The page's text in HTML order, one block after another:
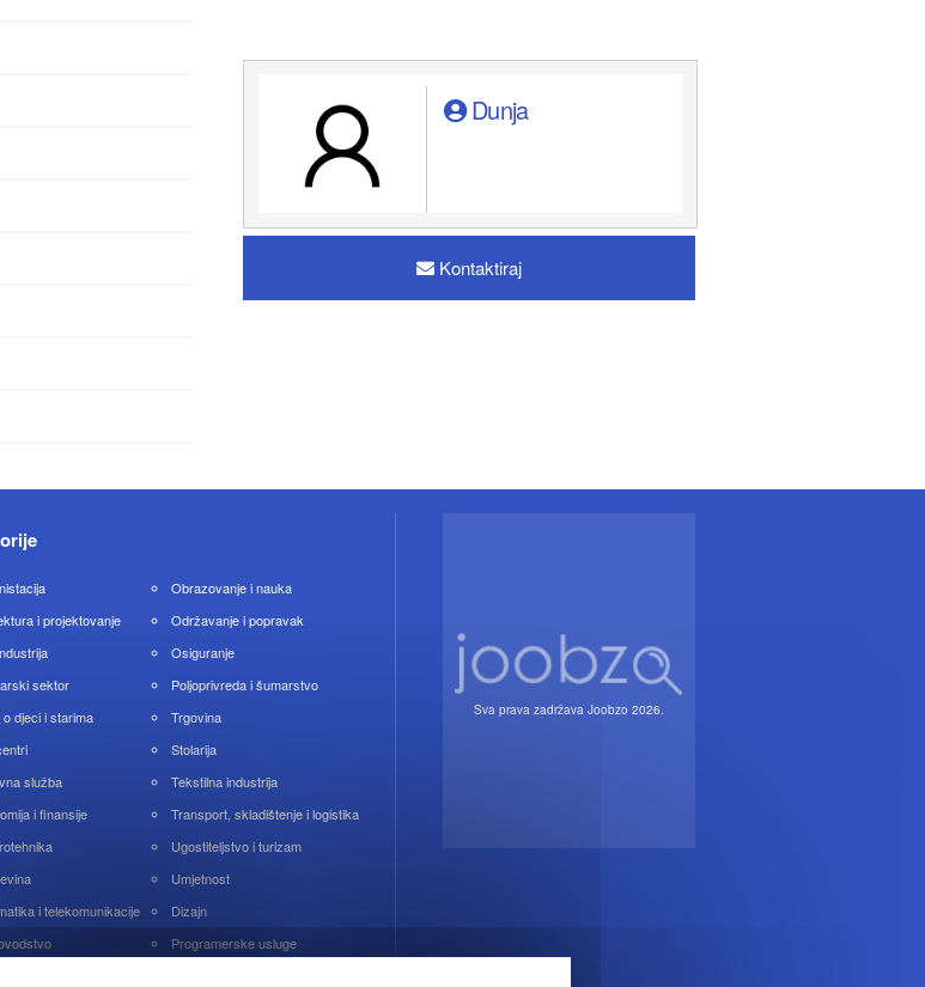
Dunja
Kontaktiraj
i projektovanje
sektor
o djeci i starima
služba
i finansije
i telekomunikacije
Obrazovanje i nauka
Održavanje i popravak
Osiguranje
Poljoprivreda i šumarstvo
Trgovina
Stolarija
Tekstilna industrija
Transport, skladištenje i logistika
Ugostiteljstvo i turizam
Umjetnost
Dizajn
Programerske usluge
Sva prava zadržava Joobzo 2026.